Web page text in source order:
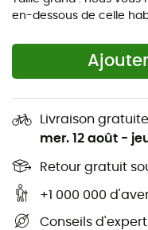
en-dessous de celle
Livraison
mer. 12 août -
Retour gratuit
+1 000 000
Conseils
mouton 100 %
Polaire double-
moelleuse
Trois poches
Style rétro :
look encore plus
Longueur aux